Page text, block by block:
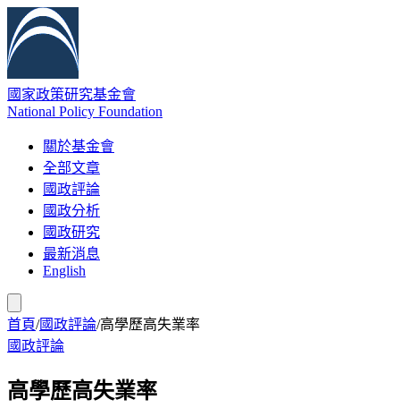
國家政策研究基金會
National Policy Foundation
關於基金會
全部文章
國政評論
國政分析
國政研究
最新消息
English
首頁/國政評論/高學歷高失業率
國政評論
高學歷高失業率